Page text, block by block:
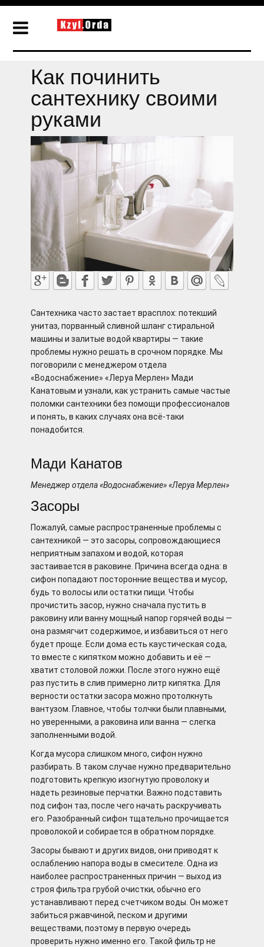
Как починить
сантехнику своими
руками
Сантехника часто застает врасплох: потекший
унитаз, порванный сливной шланг стиральной
машины и залитые водой квартиры — такие
проблемы нужно решать в срочном порядке. Мы
поговорили с менеджером отдела
«Водоснабжение» «Леруа Мерлен» Мади
Канатовым и узнали, как устранить самые частые
поломки сантехники без помощи профессионалов
и понять, в каких случаях она всё-таки
понадобится.
Мади Канатов
Менеджер отдела «Водоснабжение» «Леруа Мерлен»
Засоры
Пожалуй, самые распространенные проблемы с
сантехникой — это засоры, сопровождающиеся
неприятным запахом и водой, которая
застаивается в раковине. Причина всегда одна: в
сифон попадают посторонние вещества и мусор,
будь то волосы или остатки пищи. Чтобы
прочистить засор, нужно сначала пустить в
раковину или ванну мощный напор горячей воды —
она размягчит содержимое, и избавиться от него
будет проще. Если дома есть каустическая сода,
то вместе с кипятком можно добавить и её —
хватит столовой ложки. После этого нужно ещё
раз пустить в слив примерно литр кипятка. Для
верности остатки засора можно протолкнуть
вантузом. Главное, чтобы толчки были плавными,
но уверенными, а раковина или ванна — слегка
заполненными водой.
Когда мусора слишком много, сифон нужно
разбирать. В таком случае нужно предварительно
подготовить крепкую изогнутую проволоку и
надеть резиновые перчатки. Важно подставить
под сифон таз, после чего начать раскручивать
его. Разобранный сифон тщательно прочищается
проволокой и собирается в обратном порядке.
Засоры бывают и других видов, они приводят к
ослаблению напора воды в смесителе. Одна из
наиболее распространенных причин — выход из
строя фильтра грубой очистки, обычно его
устанавливают перед счетчиком воды. Он может
забиться ржавчиной, песком и другими
веществами, поэтому в первую очередь
проверить нужно именно его. Такой фильтр не